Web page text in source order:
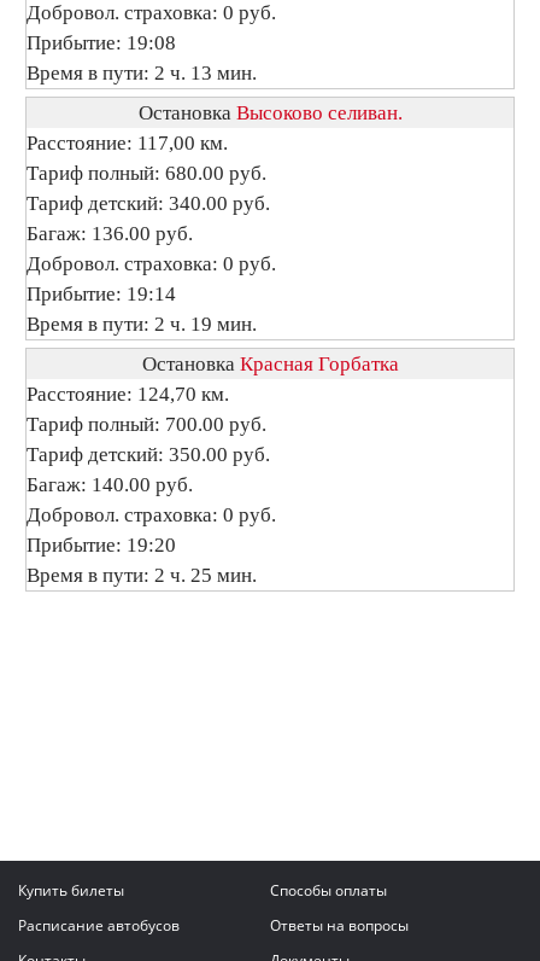
Добровол. страховка: 0 руб.
Прибытие: 19:08
Время в пути: 2 ч. 13 мин.
Остановка Высоково селиван.
Расстояние: 117,00 км.
Тариф полный: 680.00 руб.
Тариф детский: 340.00 руб.
Багаж: 136.00 руб.
Добровол. страховка: 0 руб.
Прибытие: 19:14
Время в пути: 2 ч. 19 мин.
Остановка Красная Горбатка
Расстояние: 124,70 км.
Тариф полный: 700.00 руб.
Тариф детский: 350.00 руб.
Багаж: 140.00 руб.
Добровол. страховка: 0 руб.
Прибытие: 19:20
Время в пути: 2 ч. 25 мин.
Купить билеты
Способы оплаты
Расписание автобусов
Ответы на вопросы